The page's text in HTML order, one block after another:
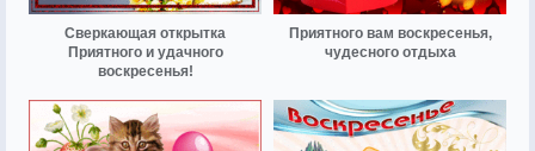
Сверкающая открытка
Приятного и удачного
воскресенья!
Приятного вам воскресенья,
чудесного отдыха